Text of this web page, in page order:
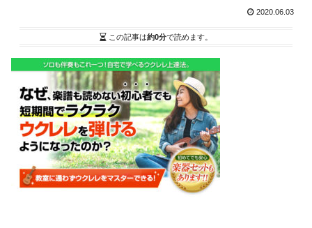
2020.06.03
この記事は約0分で読めます。